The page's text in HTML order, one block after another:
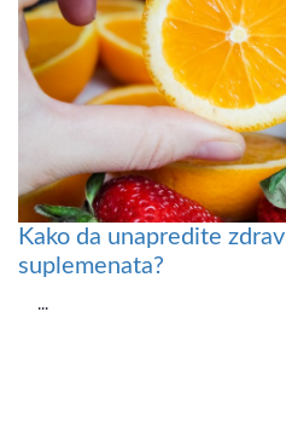
Kako da unapredite
suplemenata?
...